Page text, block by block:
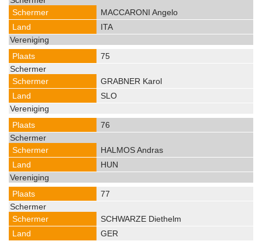
MACCARONI Angelo
ITA
75
GRABNER Karol
SLO
76
HALMOS Andras
HUN
77
SCHWARZE Diethelm
GER